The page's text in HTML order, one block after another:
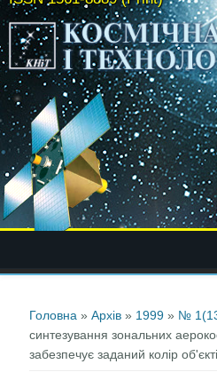
Головна »Архів » 1999 » №
синтезування зональних
забезпечує заданий колір